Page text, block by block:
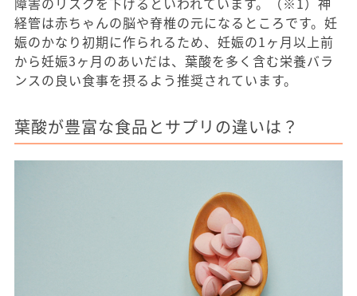
経管は赤ちゃんの脳や脊椎の元になるところです。妊
娠のかなり初期に作られるため、妊娠の1ヶ月以上前
から妊娠3ヶ月のあいだは、葉酸を多く含む栄養バラ
ンスの良い食事を摂るよう推奨されています。
葉酸が豊富な食品とサプリの違いは？